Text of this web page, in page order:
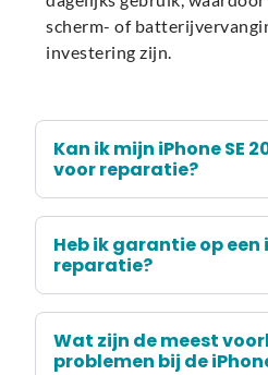
scherm- of
investering zijn.
Kan ik mijn iPhone SE
voor reparatie?
Heb ik garantie op een
reparatie?
Wat zijn de meest
problemen bij de